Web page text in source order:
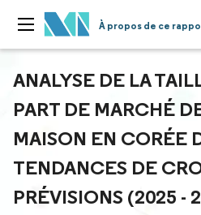
À propos de ce
ANALYSE DE LA
PART DE MARCHÉ
MAISON EN CORÉE
TENDANCES DE
PRÉVISIONS (2025 -